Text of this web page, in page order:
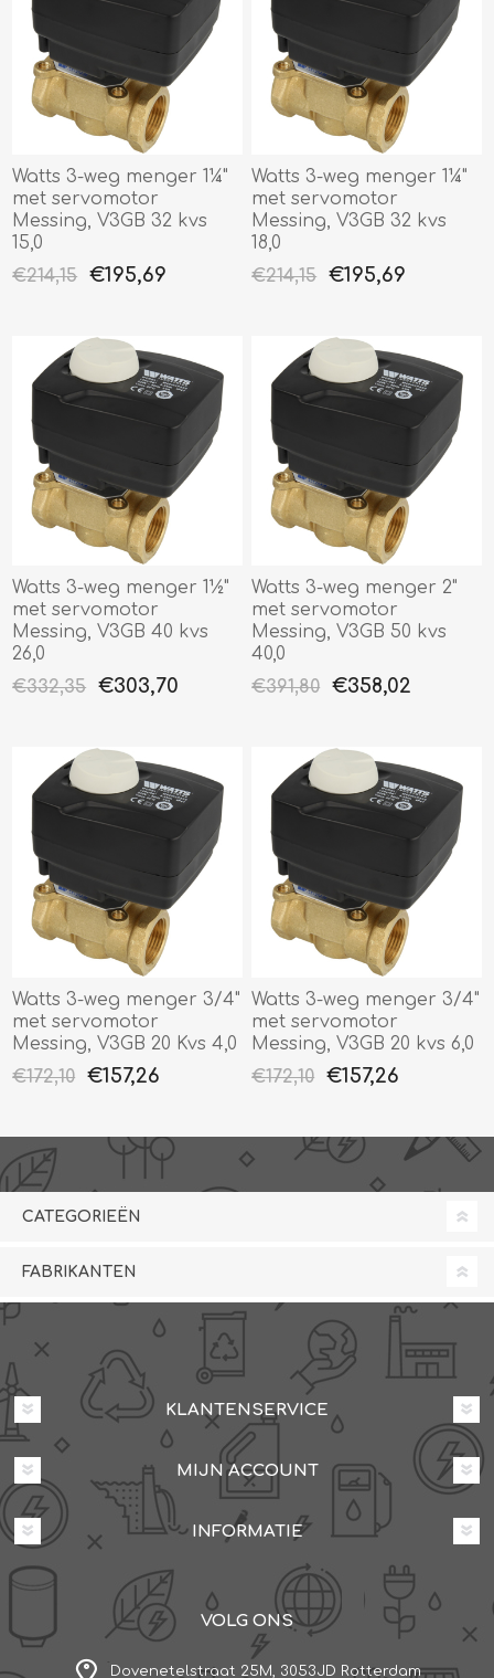
Watts 3-weg menger 1¼"
met servomotor
Messing, V3GB 32 kvs
15,0
€214,15
€195,69
Watts 3-weg menger 1¼"
met servomotor
Messing, V3GB 32 kvs
18,0
€214,15
€195,69
Watts 3-weg menger 1½"
met servomotor
Messing, V3GB 40 kvs
26,0
€332,35
€303,70
Watts 3-weg menger 2"
met servomotor
Messing, V3GB 50 kvs
40,0
€391,80
€358,02
Watts 3-weg menger 3/4"
met servomotor
Messing, V3GB 20 Kvs 4,0
€172,10
€157,26
Watts 3-weg menger 3/4"
met servomotor
Messing, V3GB 20 kvs 6,0
€172,10
€157,26
CATEGORIEËN
FABRIKANTEN
KLANTENSERVICE
MIJN ACCOUNT
INFORMATIE
VOLG ONS
Dovenetelstraat 25M, 3053JD Rotterdam